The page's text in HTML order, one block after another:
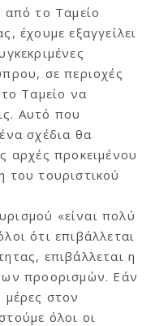
από το Ταμείο
έχουμε εξαγγείλει
σε περιοχές
Ταμείο να
Αυτό που
σχέδια θα
αρχές προκειμένου
του τουριστικού
«είναι πολύ
ότι επιβάλλεται
επιβάλλεται η
προορισμών. Εάν
μέρες στον
όλοι οι